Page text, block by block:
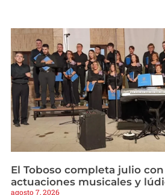
El Toboso completa julio
actuaciones musicales y
agosto 7, 2026